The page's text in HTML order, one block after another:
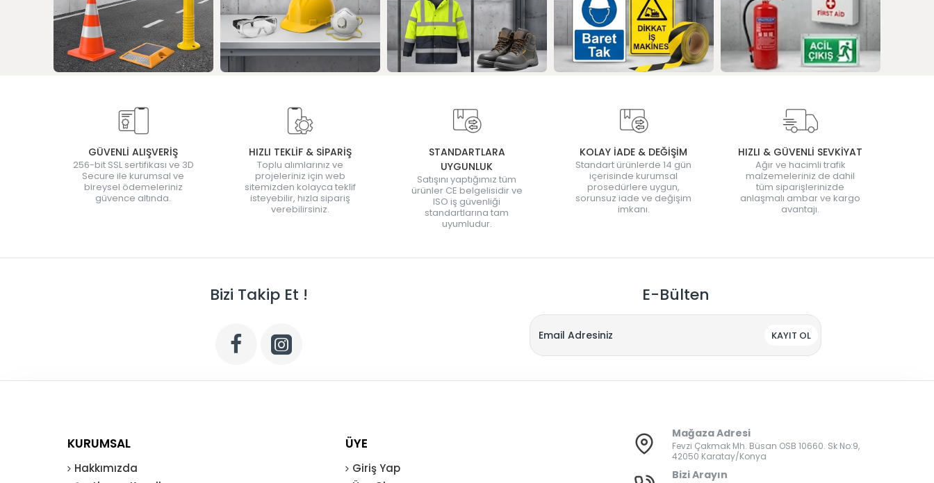
GÜVENLİ ALIŞVERİŞ
256-bit SSL sertifikası ve 3D
Secure ile kurumsal ve
bireysel ödemeleriniz
güvence altında.
HIZLI TEKLİF & SİPARİŞ
Toplu alımlarınız ve
projeleriniz için web
sitemizden kolayca teklif
isteyebilir, hızla sipariş
verebilirsiniz.
STANDARTLARA
UYGUNLUK
Satışını yaptığımız tüm
ürünler CE belgelisidir ve
ISO iş güvenliği
standartlarına tam
uyumludur.
KOLAY İADE & DEĞİŞİM
Standart ürünlerde 14 gün
içerisinde kurumsal
prosedürlere uygun,
sorunsuz iade ve değişim
imkanı.
HIZLI & GÜVENLİ SEVKİYAT
Ağır ve hacimli trafik
malzemeleriniz de dahil
tüm siparişlerinizde
anlaşmalı ambar ve kargo
avantajı.
Bizi Takip Et ! E-Bülten
KAYIT OL
KURUMSAL
Hakkımızda
ÜYE
Giriş Yap
Mağaza Adresi
Fevzi Çakmak Mh. Büsan OSB 10660. Sk No:9,
42050 Karatay/Konya
Bizi Arayın